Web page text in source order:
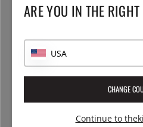
ARE YOU IN THE
USA
CHANGE
Continue to